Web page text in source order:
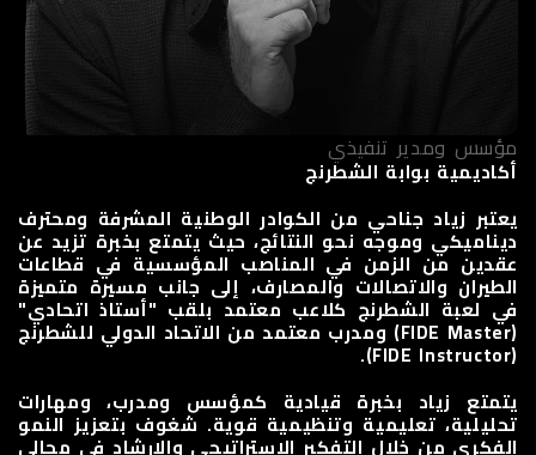
مؤسس ومدير تنفيذي
أكاديمية بوابة الشطرنج
يعتبر زياد جناحي من الكوادر الوطنية المشرفة ومحترف
ديناميكي وموجه نحو النتائج، حيث يتمتع بخبرة تزيد عن
عقدين من الزمن في المناصب المؤسسية في قطاعات
الطيران والاتصالات والمصارف، إلى جانب مسيرة متميزة
في لعبة الشطرنج كلاعب معتمد بلقب "أستاذ اتحادي"
(FIDE Master) ومدرب معتمد من الاتحاد الدولي للشطرنج
(FIDE Instructor).
يتمتع زياد بخبرة قيادية كمؤسس ومدرب، ومهارات
تحليلية، تعليمية وتنظيمية قوية. شغوف بتعزيز النمو
الفكري من خلال التفكير الاستراتيجي والإرشاد في مجالي